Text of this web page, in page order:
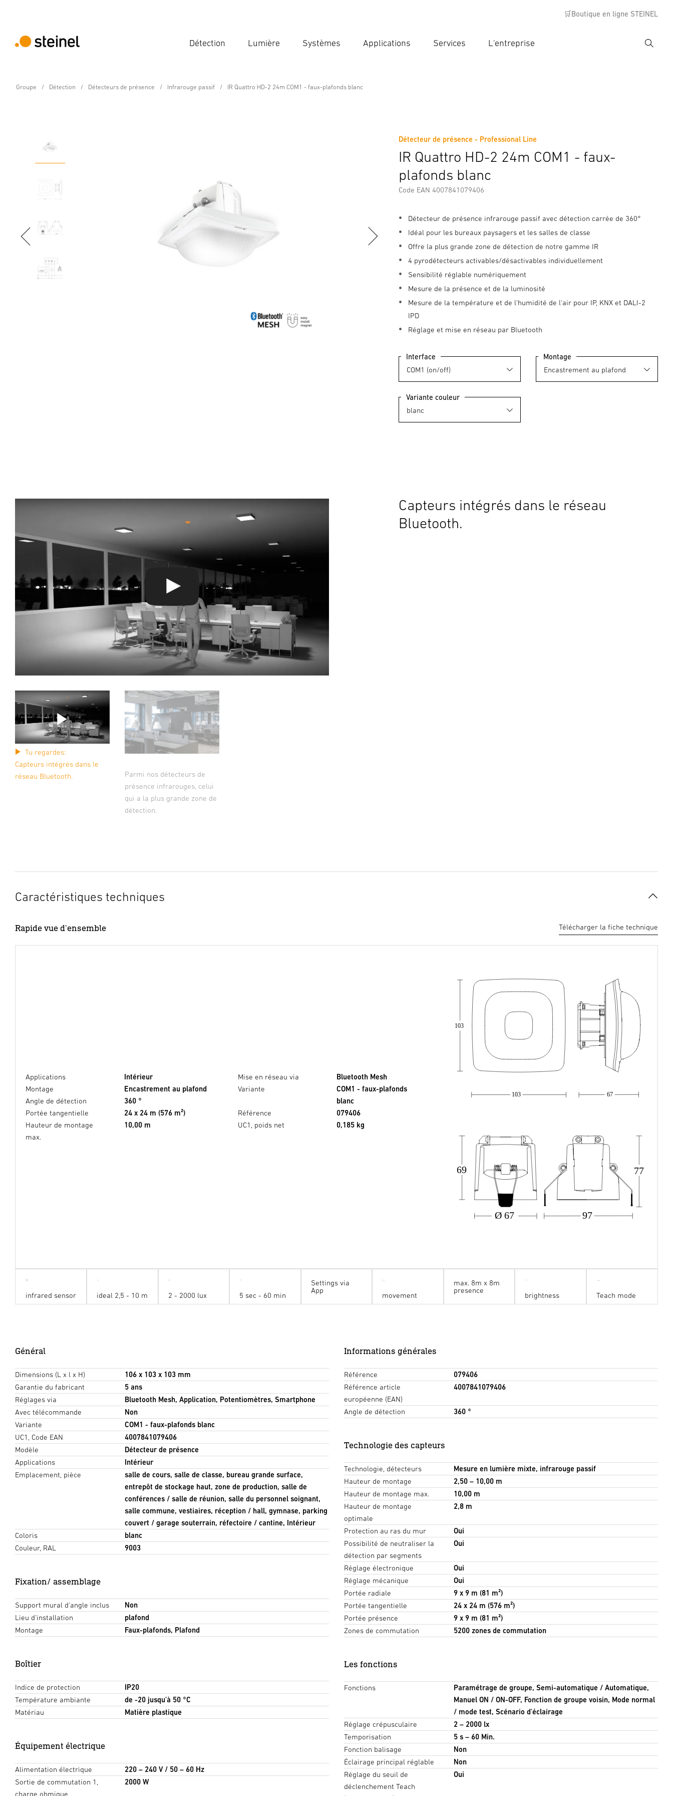
🛒Boutique en ligne STEINEL
Détection Lumière Systèmes Applications Services L'entreprise
Groupe Détection Détecteurs de présence Infrarouge passif IR Quattro HD-2 24m COM1 - faux-plafonds blanc
Détecteur de présence - Professional Line
IR Quattro HD-2 24m COM1 - faux-
plafonds blanc
Code EAN 4007841079406
Détecteur de présence infrarouge passif avec détection carrée de 360°
Idéal pour les bureaux paysagers et les salles de classe
Offre la plus grande zone de détection de notre gamme IR
4 pyrodétecteurs activables/désactivables individuellement
Sensibilité réglable numériquement
Mesure de la présence et de la luminosité
Mesure de la température et de l'humidité de l'air pour IP, KNX et DALI-2
IPD
Réglage et mise en réseau par Bluetooth
Interface Montage
Variante couleur
Caractéristiques Consignes de Sécurité et Avertissements Informations sur le fabricant
Tu regardes:
Capteurs intégrés dans le
réseau Bluetooth.
Parmi nos détecteurs de
présence infrarouges, celui
qui a la plus grande zone de
détection.
Capteurs intégrés dans le réseau
Bluetooth.
Caractéristiques techniques
Rapide vue d'ensemble Télécharger la fiche technique
Applications
Intérieur
Montage
Encastrement au plafond
Angle de détection
360 °
Portée tangentielle
24 x 24 m (576 m²)
Hauteur de montage
max.
10,00 m
Mise en réseau via
Bluetooth Mesh
Variante
COM1 - faux-plafonds
blanc
Référence
079406
UC1, poids net
0,185 kg
67
103
103
Ø 67 97
69 77
infrared sensor ideal 2,5 - 10 m 2 - 2000 lux 5 sec - 60 min
Settings via
App
movement
max. 8m x 8m
presence
brightness Teach mode
Général
Dimensions (L x l x H)
106 x 103 x 103 mm
Garantie du fabricant
5 ans
Réglages via
Bluetooth Mesh, Application, Potentiomètres, Smartphone
Avec télécommande
Non
Variante
COM1 - faux-plafonds blanc
UC1, Code EAN
4007841079406
Modèle
Détecteur de présence
Applications
Intérieur
Emplacement, pièce
salle de cours, salle de classe, bureau grande surface,
entrepôt de stockage haut, zone de production, salle de
conférences / salle de réunion, salle du personnel soignant,
salle commune, vestiaires, réception / hall, gymnase, parking
couvert / garage souterrain, réfectoire / cantine, Intérieur
Coloris
blanc
Couleur, RAL
9003
Fixation/ assemblage
Support mural d'angle inclus
Non
Lieu d'installation
plafond
Montage
Faux-plafonds, Plafond
Boîtier
Indice de protection
IP20
Température ambiante
de -20 jusqu'à 50 °C
Matériau
Matière plastique
Équipement électrique
Alimentation électrique
220 – 240 V / 50 – 60 Hz
Sortie de commutation 1,
charge ohmique
2000 W
Informations générales
Référence
079406
Référence article
européenne (EAN)
4007841079406
Angle de détection 360 °
Technologie des capteurs
Technologie, détecteurs
Mesure en lumière mixte, infrarouge passif
Hauteur de montage
2,50 – 10,00 m
Hauteur de montage max.
10,00 m
Hauteur de montage
optimale
2,8 m
Protection au ras du mur
Oui
Possibilité de neutraliser la
détection par segments
Oui
Réglage électronique
Oui
Réglage mécanique
Oui
Portée radiale
9 x 9 m (81 m²)
Portée tangentielle
24 x 24 m (576 m²)
Portée présence
9 x 9 m (81 m²)
Zones de commutation
5200 zones de commutation
Les fonctions
Fonctions
Paramétrage de groupe, Semi-automatique / Automatique,
Manuel ON / ON-OFF, Fonction de groupe voisin, Mode normal
/ mode test, Scénario d'éclairage
Réglage crépusculaire
2 – 2000 lx
Temporisation
5 s – 60 Min.
Fonction balisage
Non
Éclairage principal réglable
Non
Réglage du seuil de
déclenchement Teach
Oui